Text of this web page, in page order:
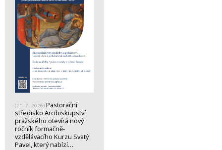
(21. 7. 2026) Pastorační
středisko Arcibiskupství
pražského otevírá nový
ročník formačně-
vzdělávacího Kurzu Svatý
Pavel, který nabízí…